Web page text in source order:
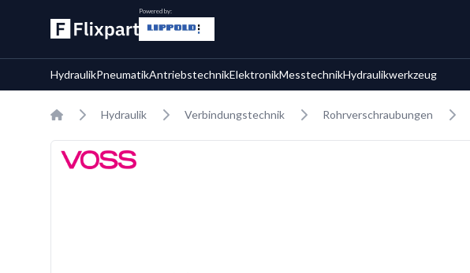
Powered by:
HydraulikPneumatikAntriebstechnikElektronikMesstechnikHydraulikwerkzeug
Home Hydraulik Verbindungstechnik Rohrverschraubungen